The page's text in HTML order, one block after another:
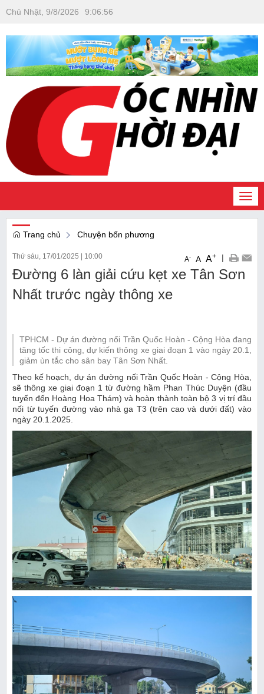
Chủ Nhật, 9/8/2026 9:06:57
Trang chủ Chuyện bốn phương
Thứ sáu, 17/01/2025 | 10:00 A- A A+ |
Đường 6 làn giải cứu kẹt xe Tân Sơn
Nhất trước ngày thông xe
TPHCM - Dự án đường nối Trần Quốc Hoàn - Cộng Hòa đang
tăng tốc thi công, dự kiến thông xe giai đoạn 1 vào ngày 20.1,
giảm ùn tắc cho sân bay Tân Sơn Nhất.
Theo kế hoạch, dự án đường nối Trần Quốc Hoàn - Cộng Hòa,
sẽ thông xe giai đoạn 1 từ đường hầm Phan Thúc Duyện (đầu
tuyến đến Hoàng Hoa Thám) và hoàn thành toàn bộ 3 vị trí đầu
nối từ tuyến đường vào nhà ga T3 (trên cao và dưới đất) vào
ngày 20.1.2025.